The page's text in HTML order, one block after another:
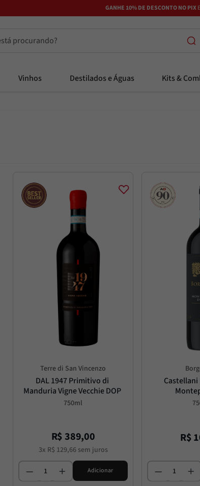
GANHE 10% DE DESCONTO NO PIX
Vinhos Destilados e Águas Kits &
Terre di San Vincenzo
DAL 1947 Primitivo di
Manduria Vigne Vecchie DOP
750ml
R$389,00
3x R$ 129,66sem juros
Adicionar
R$